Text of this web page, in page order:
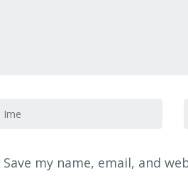
in priimek
Save my name, email, and